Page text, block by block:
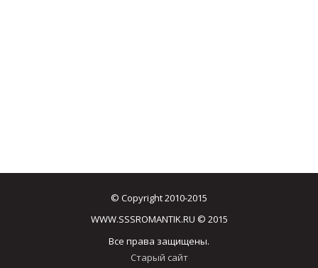
© Copyright 2010-2015
WWW.SSSROMANTIK.RU © 2015
Все права защищены.
Старый сайт